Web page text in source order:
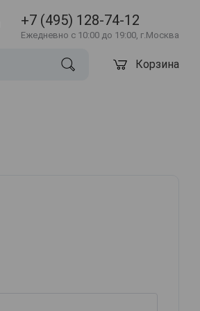
+7 (495) 128-74-12
Ежедневно с 10:00 до 19:00, г.Москва
Корзина